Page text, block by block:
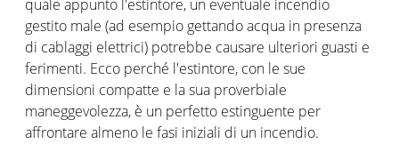
quale appunto l'estintore, un eventuale incendio
gestito male (ad esempio gettando acqua in presenza
di cablaggi elettrici) potrebbe causare ulteriori guasti e
ferimenti. Ecco perché l'estintore, con le sue
dimensioni compatte e la sua proverbiale
maneggevolezza, è un perfetto estinguente per
affrontare almeno le fasi iniziali di un incendio.